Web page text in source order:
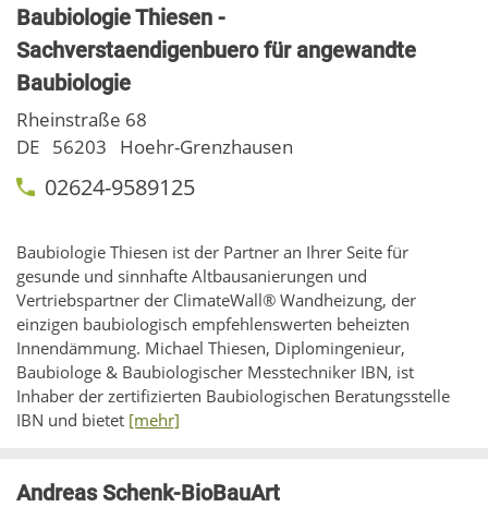
Baubiologie Thiesen -
Sachverstaendigenbuero für angewandte
Baubiologie
Rheinstraße 68
DE 56203 Hoehr-Grenzhausen
02624-9589125
Baubiologie Thiesen ist der Partner an Ihrer Seite für
gesunde und sinnhafte Altbausanierungen und
Vertriebspartner der ClimateWall® Wandheizung, der
einzigen baubiologisch empfehlenswerten beheizten
Innendämmung. Michael Thiesen, Diplomingenieur,
Baubiologe & Baubiologischer Messtechniker IBN, ist
Inhaber der zertifizierten Baubiologischen Beratungsstelle
IBN und bietet [mehr]
Andreas Schenk-BioBauArt